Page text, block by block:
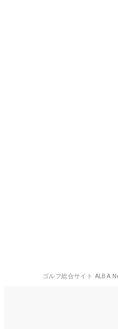
ゴルフ総合サイト ALBA